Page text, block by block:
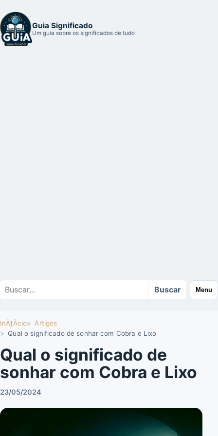
Guia Significado
Um guia sobre os significados de tudo
Buscar
Buscar Menu
InÃƒÂ­cio
Artigos
Qual o significado de sonhar com Cobra e Lixo
Qual o significado de
sonhar com Cobra e Lixo
23/05/2024